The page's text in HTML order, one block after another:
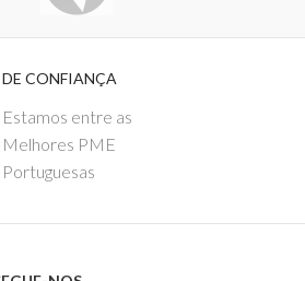
DE CONFIANÇA
Estamos entre as
Melhores PME
Portuguesas